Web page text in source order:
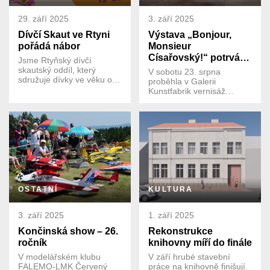
světového dědictví
UNESCO.
29. září 2025
Dívčí Skaut ve Rtyni
pořádá nábor
Jsme Rtyňský dívčí
skautský oddíl, který
sdružuje dívky ve věku od
vyrábíme, učíme se nové
věci a třávíme čas v
přírodě. Přidejte se k nám!
3. září 2025
Výstava „Bonjour,
Monsieur
Císařovský!“ potrvá
až do 31. října
V sobotu 23. srpna
proběhla v Galerii
Kunstfabrik vernisáž
Císařovský!, která potrvá
až do 31. října. Samotná
vernisáž byla i letos
programu MFF.
OSTATNÍ
3. září 2025
Končinská show – 26.
ročník
V modelářském klubu
FALEMO-LMK Červený
KULTURA
1. září 2025
Rekonstrukce
knihovny míří do finále
V září hrubé stavební
práce na knihovně finišují.